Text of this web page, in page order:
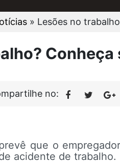
» Lesões no
no:
que o
acidente de trabalho.